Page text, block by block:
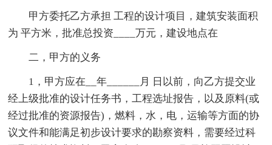
甲方委托乙方承担 工程的设计项目，建筑安装面积
为 平方米，批准总投资____万元，建设地点在
二，甲方的义务
1，甲方应在__年______月 日以前，向乙方提交业
经上级批准的设计任务书，工程选址报告，以及原料(或
经过批准的资源报告)，燃料，水，电，运输等方面的协
议文件和能满足初步设计要求的勘察资料，需要经过科